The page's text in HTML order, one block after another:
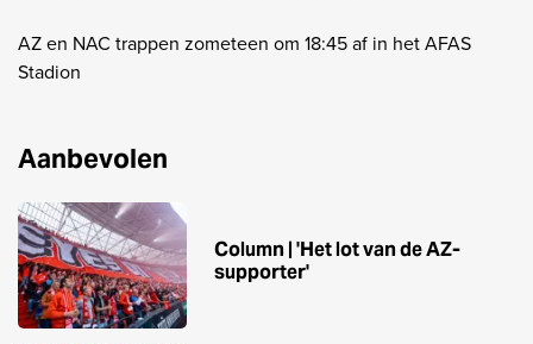
AZ en NAC trappen zometeen om 18:45 af in het AFAS
Stadion
Aanbevolen
Column | 'Het lot van de AZ-
supporter'